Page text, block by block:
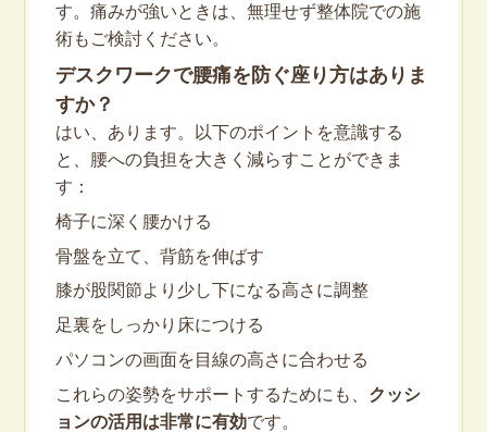
す。痛みが強いときは、無理せず整体院での施
術もご検討ください。
デスクワークで腰痛を防ぐ座り方はありま
すか？
はい、あります。以下のポイントを意識する
と、腰への負担を大きく減らすことができま
す：
椅子に深く腰かける
骨盤を立て、背筋を伸ばす
膝が股関節より少し下になる高さに調整
足裏をしっかり床につける
パソコンの画面を目線の高さに合わせる
これらの姿勢をサポートするためにも、 クッシ
ョンの活用は非常に有効です。